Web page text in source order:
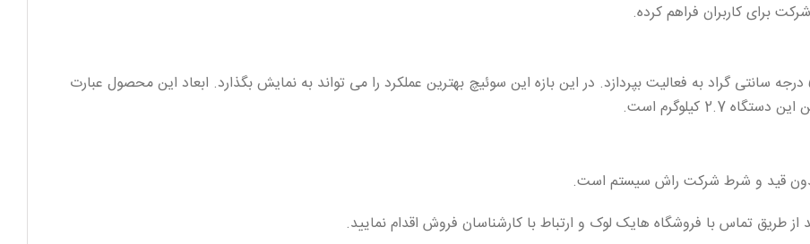
سوئیچ HR-SWG10242S می تواند در بازه دمایی 10 تا 50 درجه سانتی گراد به فعالیت بپردازد. در این بازه این سوئیچ بهترین عملکرد را می تواند به نمایش بگذارد. ابعاد این محصول عبارت